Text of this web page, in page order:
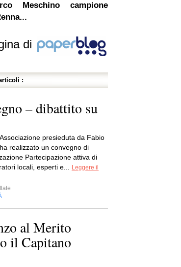
Meschino campione
di
:
– dibattito su
presieduta da Fabio
realizzato un convegno di
Partecipazione attiva di
locali, esperti e...
Leggere il
al Merito
il Capitano